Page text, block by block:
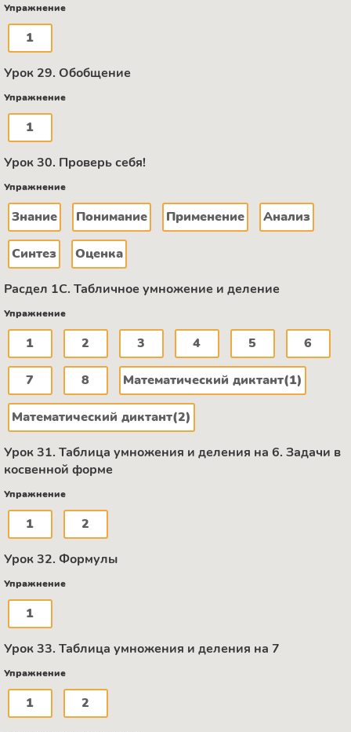
Упражнение
1
Урок 29. Обобщение
Упражнение
1
Урок 30. Проверь себя!
Упражнение
Знание Понимание Применение Анализ
Синтез Оценка
Расдел 1С. Табличное умножение и деление
Упражнение
1 2 3 4 5 6
7 8 Математический диктант(1)
Математический диктант(2)
Урок 31. Таблица умножения и деления на 6. Задачи в
косвенной форме
Упражнение
1 2
Урок 32. Формулы
Упражнение
1
Урок 33. Таблица умножения и деления на 7
Упражнение
1 2